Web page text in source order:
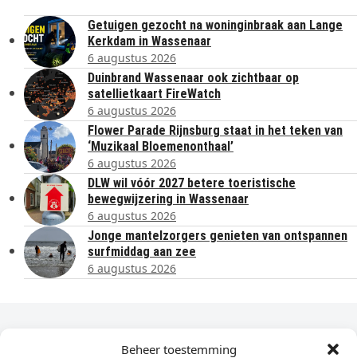
Beheer toestemming
Getuigen gezocht na woninginbraak aan Lange
Kerkdam in Wassenaar
6 augustus 2026
Duinbrand Wassenaar ook zichtbaar op
satellietkaart FireWatch
6 augustus 2026
Flower Parade Rijnsburg staat in het teken van
‘Muzikaal Bloemenonthaal’
6 augustus 2026
DLW wil vóór 2027 betere toeristische
bewegwijzering in Wassenaar
6 augustus 2026
Jonge mantelzorgers genieten van ontspannen
surfmiddag aan zee
6 augustus 2026
Dagelijks het laatste nieuws in je e-mail?